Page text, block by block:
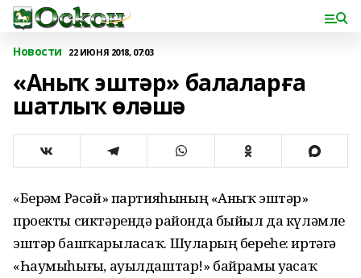
Новости 22 ИЮНЯ 2018, 07:03
«Аныҡ эштәр» балаларға
шатлыҡ өләшә
«Берҙәм Рәсәй» партияһының «Аныҡ эштәр»
проекты сиктәрендә районда быйыл да күләмле
эштәр башҡарыласаҡ. Шуларҙың береһе: иртәгә
«Һаумыһығыҙ, ауылдаштар!» байрамы уҙасаҡ